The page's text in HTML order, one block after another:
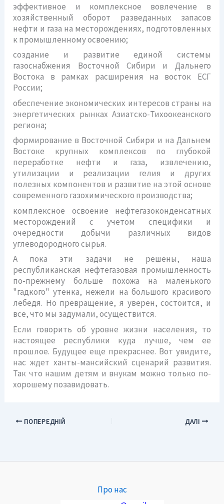
эффективное и комплексное вовлечение в
хозяйственный оборот разведанных запасов
нефти и газа на месторождениях, подготовленных
к промышленному освоению;
создание и развитие единой системы
газоснабжения Восточной Сибири и Дальнего
Востока в рамках расширения на восток ЕСГ
России;
обеспечение экономических интересов страны на
энергетических рынках Азиатско-Тихоокеанского
региона;
формирование в Восточной Сибири и на Дальнем
Востоке крупных комплексов по глубокой
переработке нефти и газа, извлечению,
утилизации и реализации гелия и других
полезных компонентов и развитие на этой основе
современного газохимического производства;
комплексное освоение нефтегазоконденсатных
месторождений с учетом специфики и
очередности добычи различных видов
углеводородного сырья.
А пока эти задачи не решены, наша
республиканская нефтегазовая промышленность
по-прежнему больше похожа на маленького
"гадкого" утенка, нежели на большого красивого
лебедя. Но превращение, я уверен, состоится, и
все, что мы задумали, осуществится.
Если говорить об уровне жизни населения, то
настоящее республики куда лучше, чем ее
прошлое. Будущее еще прекраснее. Вот увидите,
нас ждет ханты-мансийский сценарий развития.
Так что нашим детям и внукам можно только по-
хорошему позавидовать.
ПОПЕРЕДНІЙ ДАЛІ
Про нас